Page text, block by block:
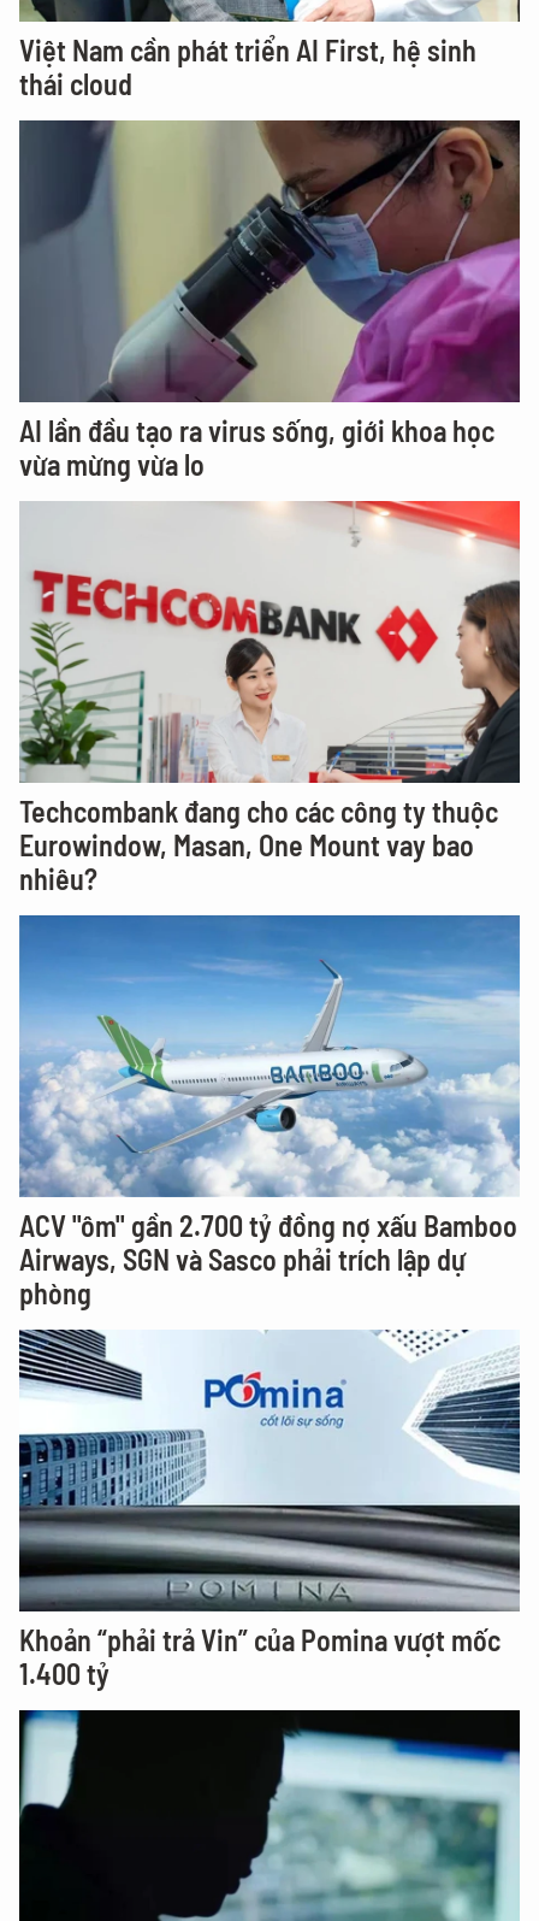
Việt Nam cần phát triển AI First, hệ sinh
thái cloud
AI lần đầu tạo ra virus sống, giới khoa học
vừa mừng vừa lo
Techcombank đang cho các công ty thuộc
Eurowindow, Masan, One Mount vay bao
nhiêu?
ACV "ôm" gần 2.700 tỷ đồng nợ xấu Bamboo
Airways, SGN và Sasco phải trích lập dự
phòng
Khoản “phải trả Vin” của Pomina vượt mốc
1.400 tỷ